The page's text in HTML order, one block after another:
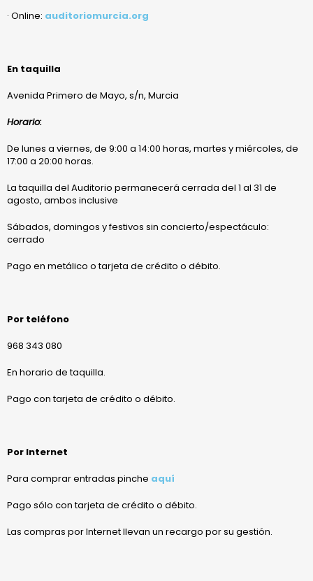
· Online: auditoriomurcia.org
En taquilla
Avenida Primero de Mayo, s/n, Murcia
Horario:
De lunes a viernes, de 9:00 a 14:00 horas, martes y miércoles, de
17:00 a 20:00 horas.
La taquilla del Auditorio permanecerá cerrada del 1 al 31 de
agosto, ambos inclusive
Sábados, domingos y festivos sin concierto/espectáculo:
cerrado
Pago en metálico o tarjeta de crédito o débito.
Por teléfono
968 343 080
En horario de taquilla.
Pago con tarjeta de crédito o débito.
Por Internet
Para comprar entradas pinche aquí
Pago sólo con tarjeta de crédito o débito.
Las compras por Internet llevan un recargo por su gestión.